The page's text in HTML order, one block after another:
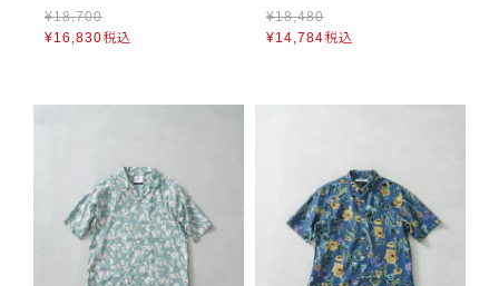
¥18,700
¥16,830税込
¥18,480
¥14,784税込